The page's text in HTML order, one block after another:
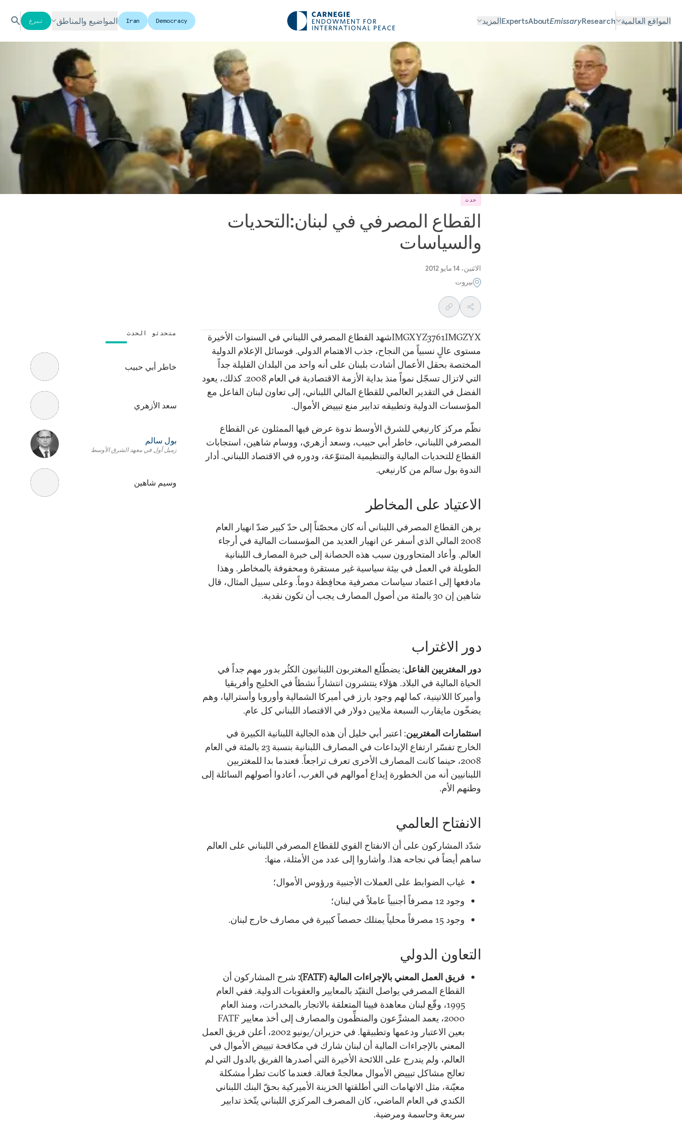
المواقع العالمية Research
Emissary
About
Expertsالمزيد Democracy
Iran المواضيع والمناطق تبرع
حدث
القطاع المصرفي في لبنان:التحديات
والسياسات
الاثنين، 14 مايو 2012
بيروت
IMGXYZ3761IMGZYXشهد القطاع المصرفي اللبناني في السنوات الأخيرة
مستوى عالٍ نسبياً من النجاح، جذب الاهتمام الدولي. فوسائل الإعلام الدولية
المختصة بحقل الأعمال أشادت بلبنان على أنه واحد من البلدان القليلة جداً
التي لاتزال تسجّل نمواً منذ بداية الأزمة الاقتصادية في العام 2008. كذلك، يعود
الفضل في التقدير العالمي للقطاع المالي اللبناني، إلى تعاون لبنان الفاعل مع
المؤسسات الدولية وتطبيقه تدابير منع تبييض الأموال.
نظّم مركز كارنيغي للشرق الأوسط ندوة عرض فيها الممثلون عن القطاع
المصرفي اللبناني، خاطر أبي حبيب، وسعد أزهري، ووسام شاهين، استجابات
القطاع للتحديات المالية والتنظيمية المتنوّعة، ودوره في الاقتصاد اللبناني. أدار
الندوة بول سالم من كارنيغي.
الاعتياد على المخاطر
برهن القطاع المصرفي اللبناني أنه كان محصّناً إلى حدّ كبير ضدّ انهيار العام
2008 المالي الذي أسفر عن انهيار العديد من المؤسسات المالية في أرجاء
العالم. وأعاد المتحاورون سبب هذه الحصانة إلى خبرة المصارف اللبنانية
الطويلة في العمل في بيئة سياسية غير مستقرة ومحفوفة بالمخاطر. وهذا
مادفعها إلى اعتماد سياسات مصرفية محافِظة دوماً. وعلى سبيل المثال، قال
شاهين إن 30 بالمئة من أصول المصارف يجب أن تكون نقدية.
دور الاغتراب
دور المغتربين الفاعل: يضطّلع المغتربون اللبنانيون الكثُر بدور مهم جداً في
الحياة المالية في البلاد. هؤلاء ينتشرون انتشاراً نشطاً في الخليج وأفريقيا
وأميركا اللاتينية، كما لهم وجود بارز في أميركا الشمالية وأوروبا وأستراليا، وهم
يضخّون مايقارب السبعة ملايين دولار في الاقتصاد اللبناني كل عام.
استثمارات المغتربين: اعتبر أبي خليل أن هذه الجالية اللبنانية الكبيرة في
الخارج تفسّر ارتفاع الإيداعات في المصارف اللبنانية بنسبة 23 بالمئة في العام
2008، حينما كانت المصارف الأخرى تعرف تراجعاً. فعندما بدا للمغتربين
اللبنانيين أنه من الخطورة إيداع أموالهم في الغرب، أعادوا أصولهم السائلة إلى
وطنهم الأم.
الانفتاح العالمي
شدّد المشاركون على أن الانفتاح القوي للقطاع المصرفي اللبناني على العالم
ساهم أيضاً في نجاحه هذا. وأشاروا إلى عدد من الأمثلة، منها:
غياب الضوابط على العملات الأجنبية ورؤوس الأموال؛
وجود 12 مصرفاً أجنبياً عاملاً في لبنان؛
وجود 15 مصرفاً محلياً يمتلك حصصاً كبيرة في مصارف خارج لبنان.
التعاون الدولي
فريق العمل المعني بالإجراءات المالية (FATF):
شرح المشاركون أن
القطاع المصرفي يواصل التقيّد بالمعايير والعقوبات الدولية. ففي العام
1995، وقّع لبنان معاهدة فيينا المتعلقة بالاتجار بالمخدرات، ومنذ العام
2000، يعمد المشرِّعون والمنظِّمون والمصارف إلى أخذ معايير FATF
بعين الاعتبار ودعمها وتطبيقها. في حزيران/يونيو 2002، أعلن فريق العمل
المعني بالإجراءات المالية أن لبنان شارك في مكافحة تبييض الأموال في
العالم، ولم يندرج على اللائحة الأخيرة التي أصدرها الفريق بالدول التي لم
تعالج مشاكل تبييض الأموال معالجةً فعالة. فعندما كانت تطرأ مشكلة
معيّنة، مثل الاتهامات التي أطلقتها الخزينة الأميركية بحقّ البنك اللبناني
الكندي في العام الماضي، كان المصرف المركزي اللبناني يتّخذ تدابير
سريعة وحاسمة ومرضية.
متحدثو الحدث
خاطر أبي حبيب
سعد الأزهري
بول سالم
زميل أول في معهد الشرق الأوسط
وسيم شاهين